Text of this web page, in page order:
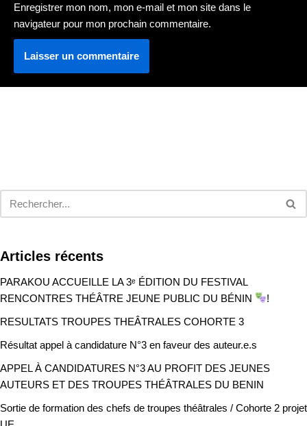
Enregistrer mon nom, mon e-mail et mon site dans le
navigateur pour mon prochain commentaire.
Articles récents
PARAKOU ACCUEILLE LA 3ᵉ ÉDITION DU FESTIVAL
RENCONTRES THÉÂTRE JEUNE PUBLIC DU BÉNIN
!
RESULTATS TROUPES THEÂTRALES COHORTE 3
Résultat appel à candidature N°3 en faveur des auteur.e.s
APPEL À CANDIDATURES N°3 AU PROFIT DES JEUNES
AUTEURS ET DES TROUPES THÉÂTRALES DU BENIN
Sortie de formation des chefs de troupes théâtrales / Cohorte 2 projet